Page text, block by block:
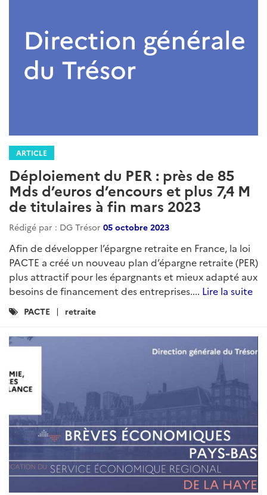
ARTICLE
Déploiement du PER : près de 85
Mds d’euros d’encours et plus 7,4 M
de titulaires à fin mars 2023
Rédigé par : DG Trésor 05 octobre 2023
Afin de développer l’épargne retraite en France, la loi
PACTE a créé un nouveau plan d’épargne retraite (PER)
plus attractif pour les épargnants et mieux adapté aux
besoins de financement des entreprises.... Lire la suite
Catégories
PACTE retraite